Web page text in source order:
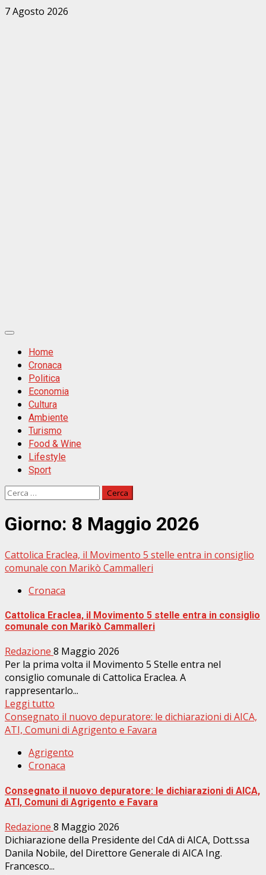
Zum
7 Agosto 2026
Primäres
MenüHome
Cronaca
Politica
Economia
Cultura
Ambiente
Turismo
Food & Wine
Lifestyle
Sport
Ricerca
Giorno: 8 Maggio 2026
Cattolica Eraclea, il Movimento 5 stelle entra in consiglio
comunale con Marikò Cammalleri
Cronaca
Cattolica Eraclea, il Movimento 5 stelle entra in consiglio
comunale con Marikò Cammalleri
Redazione 8 Maggio 2026
Per la prima volta il Movimento 5 Stelle entra nel
consiglio comunale di Cattolica Eraclea. A
rappresentarlo...
Leggi tutto
Consegnato il nuovo depuratore: le dichiarazioni di AICA,
ATI, Comuni di Agrigento e Favara
Agrigento
Cronaca
Consegnato il nuovo depuratore: le dichiarazioni di AICA,
ATI, Comuni di Agrigento e Favara
Redazione 8 Maggio 2026
Dichiarazione della Presidente del CdA di AICA, Dott.ssa
Danila Nobile, del Direttore Generale di AICA Ing.
Francesco...